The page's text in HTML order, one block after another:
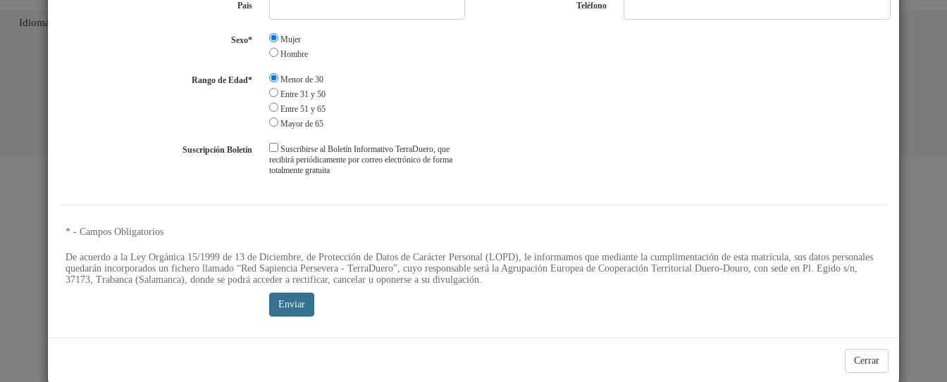
Pais Teléfono
Sexo*
Mujer
Hombre
Rango de Edad*
Menor de 30
Entre 31 y 50
Entre 51 y 65
Mayor de 65
Suscripción Boletín
Suscribirse al Boletín Informativo TerraDuero, que
recibirá periódicamente por correo electrónico de forma
totalmente gratuita
* - Campos Obligatorios
De acuerdo a la Ley Orgánica 15/1999 de 13 de Diciembre, de Protección de Datos de Carácter Personal (LOPD), le informamos que mediante la cumplimentación de esta matrícula, sus datos personales
quedarán incorporados un fichero llamado “Red Sapiencia Persevera - TerraDuero”, cuyo responsable será la Agrupación Europea de Cooperación Territorial Duero-Douro, con sede en Pl. Egido s/n,
37173, Trabanca (Salamanca), donde se podrá acceder a rectificar, cancelar u oponerse a su divulgación.
Enviar
Cerrar
Idiomas
Aviso Legal Sobre TerraDuero© 2018 Agrupación Europea de Cooperación Territorial Duero-Douro